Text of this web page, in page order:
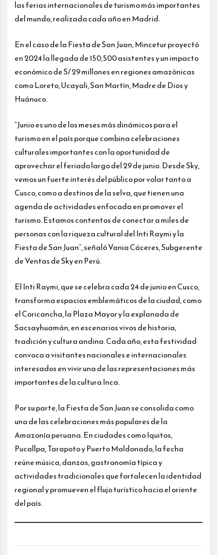
las ferias internacionales de turismo más importantes
del mundo, realizada cada año en Madrid.
En el caso de la Fiesta de San Juan, Mincetur proyectó
en 2024 la llegada de 150,500 asistentes y un impacto
económico de S/ 29 millones en regiones amazónicas
como Loreto, Ucayali, San Martín, Madre de Dios y
Huánuco.
“Junio es uno de los meses más dinámicos para el
turismo en el país porque combina celebraciones
culturales importantes con la oportunidad de
aprovechar el feriado largo del 29 de junio. Desde Sky,
vemos un fuerte interés del público por volar tanto a
Cusco, como a destinos de la selva, que tienen una
agenda de actividades enfocada en promover el
turismo. Estamos contentos de conectar a miles de
personas con la riqueza cultural del Inti Raymi y la
Fiesta de San Juan”, señaló Vania Cáceres, Subgerente
de Ventas de Sky en Perú.
El Inti Raymi, que se celebra cada 24 de junio en Cusco,
transforma espacios emblemáticos de la ciudad, como
el Coricancha, la Plaza Mayor y la explanada de
Sacsayhuamán, en escenarios vivos de historia,
tradición y cultura andina. Cada año, esta festividad
convoca a visitantes nacionales e internacionales
interesados en vivir una de las representaciones más
importantes de la cultura Inca.
Por su parte, la Fiesta de San Juan se consolida como
una de las celebraciones más populares de la
Amazonía peruana. En ciudades como Iquitos,
Pucallpa, Tarapoto y Puerto Maldonado, la fecha
reúne música, danzas, gastronomía típica y
actividades tradicionales que fortalecen la identidad
regional y promueven el flujo turístico hacia el oriente
del país.